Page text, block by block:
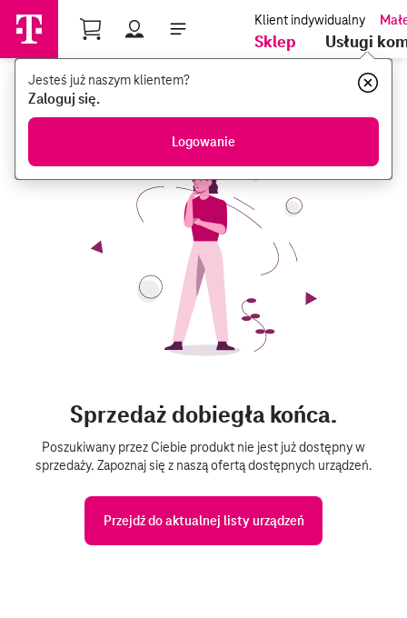
Profil
Sklep Usługi
Sprzedaż dobiegła końca.
Poszukiwany przez Ciebie produkt nie jest już dostępny w
sprzedaży. Zapoznaj się z naszą ofertą dostępnych urządzeń.
Przejdź do aktualnej listy urządzeń
Jesteś już naszym klientem?
Zaloguj się.
Logowanie
Jesteś już naszym klientem?
Zaloguj się.
Logowanie